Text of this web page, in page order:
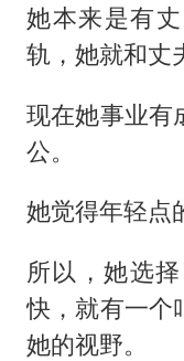
她本来是有
轨，她就和丈
现在她事业有
公。
她觉得年轻点
所以，她选
快，就有一个
她的视野。